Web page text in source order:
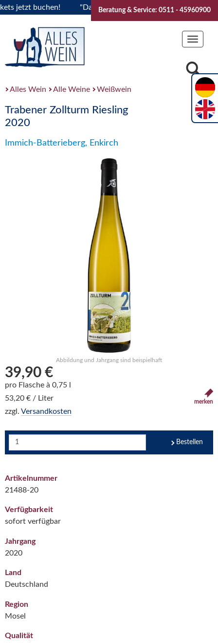
buchen! "Das Sommerfest 2026" Vive la
Beratung & Service: 0511 - 45960900
Toggle
Alles Wein Alle Weine Weißwein
Trabener Zollturm Riesling
2020
Immich-Batterieberg, Enkirch
Abbildung und Jahrgang sind beispielhaft
39,90 €
pro Flasche à 0,75 l
53,20 € / Liter
zzgl. Versandkosten
merken
Bestellen
Artikelnummer
21488-20
Verfügbarkeit
sofort verfügbar
Jahrgang
2020
Land
Deutschland
Region
Mosel
Qualität